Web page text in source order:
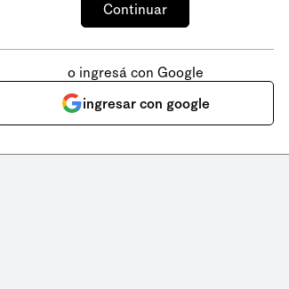
o ingresá con Google
ingresar con google